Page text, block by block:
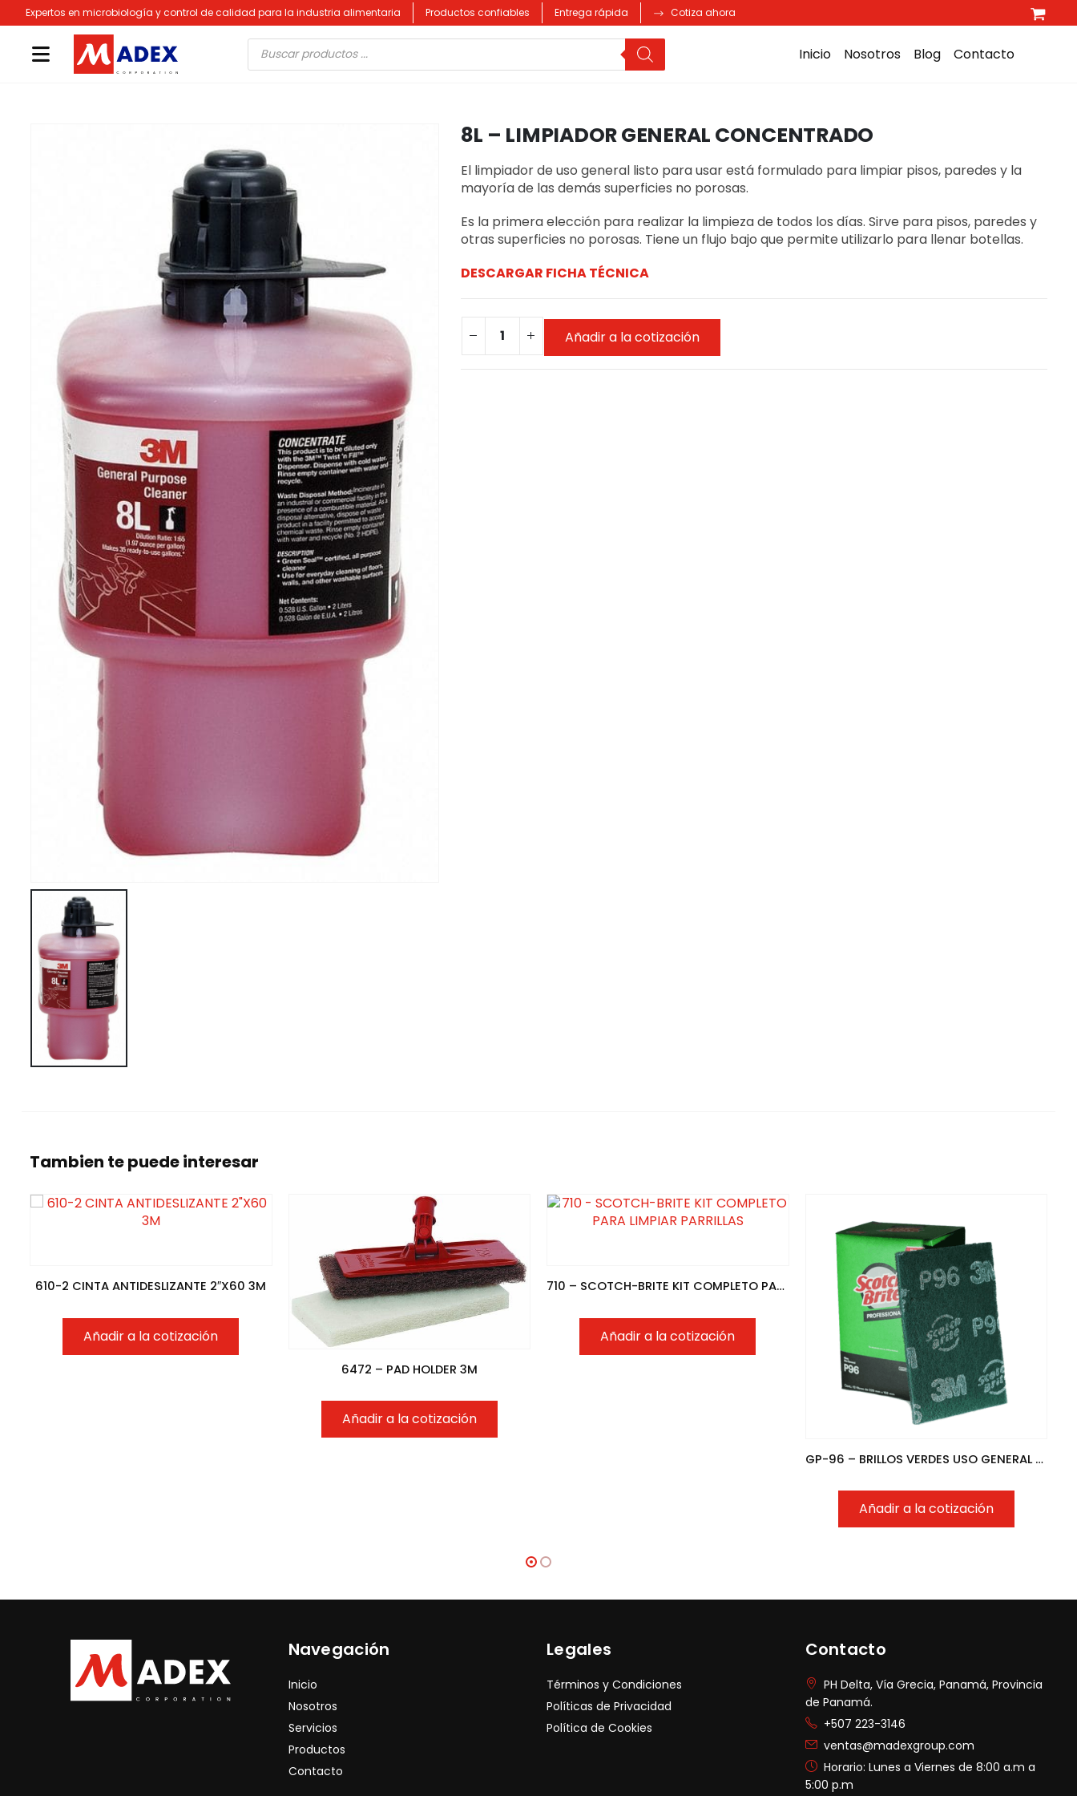
Expertos en microbiología y control de calidad para la industria alimentaria Productos confiables Entrega rápida Cotiza ahora
Búsqueda
de
productos
Inicio Nosotros Blog Contacto
8L – LIMPIADOR GENERAL CONCENTRADO
El limpiador de uso general listo para usar está formulado para limpiar pisos, paredes y la
mayoría de las demás superficies no porosas.
Es la primera elección para realizar la limpieza de todos los días. Sirve para pisos, paredes y
otras superficies no porosas. Tiene un flujo bajo que permite utilizarlo para llenar botellas.
DESCARGAR FICHA TÉCNICA
Añadir a la cotización
Tambien te puede interesar
610-2 CINTA ANTIDESLIZANTE 2″X60 3M
Añadir a la cotización
6472 – PAD HOLDER 3M
Añadir a la cotización
710 – SCOTCH-BRITE KIT COMPLETO PARA LIMPIAR PARRILLAS
Añadir a la cotización
GP-96 – BRILLOS VERDES USO GENERAL S/B.12UN.BOX
Añadir a la cotización
Navegación
Inicio
Nosotros
Servicios
Productos
Contacto
Legales
Términos y Condiciones
Políticas de Privacidad
Política de Cookies
Contacto
PH Delta, Vía Grecia, Panamá, Provincia
de Panamá.
+507 223-3146
ventas@madexgroup.com
Horario: Lunes a Viernes de 8:00 a.m a
5:00 p.m